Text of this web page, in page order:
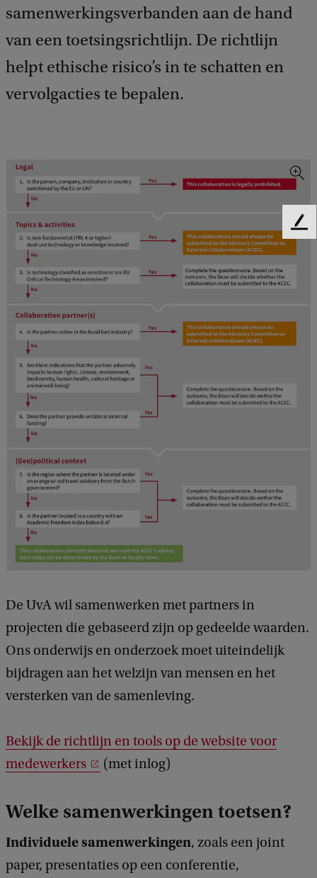
samenwerkingsverbanden aan de hand
van een toetsingsrichtlijn. De richtlijn
helpt ethische risico’s in te schatten en
vervolgacties te bepalen.
De UvA wil samenwerken met partners in
projecten die gebaseerd zijn op gedeelde waarden.
Ons onderwijs en onderzoek moet uiteindelijk
bijdragen aan het welzijn van mensen en het
versterken van de samenleving.
Bekijk de richtlijn en tools op de website voor
medewerkers
(met inlog)
Welke samenwerkingen toetsen?
Individuele samenwerkingen, zoals een joint
paper, presentaties op een conferentie,
F